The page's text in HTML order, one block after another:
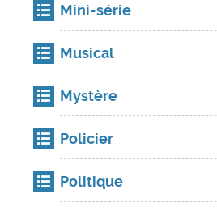
Mini-série
Musical
Mystère
Policier
Politique